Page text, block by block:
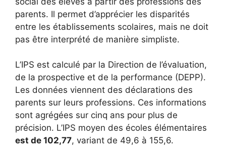
parents. Il permet d’apprécier les disparités
entre les établissements scolaires, mais ne doit
pas être interprété de manière simpliste.
L’IPS est calculé par la Direction de l’évaluation,
de la prospective et de la performance (DEPP).
Les données viennent des déclarations des
parents sur leurs professions. Ces informations
sont agrégées sur cinq ans pour plus de
précision. L’IPS moyen des écoles élémentaires
est de 102,77, variant de 49,6 à 155,6.